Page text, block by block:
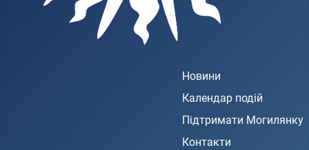
Новини
Календар подій
Підтримати Могилянку
Контакти